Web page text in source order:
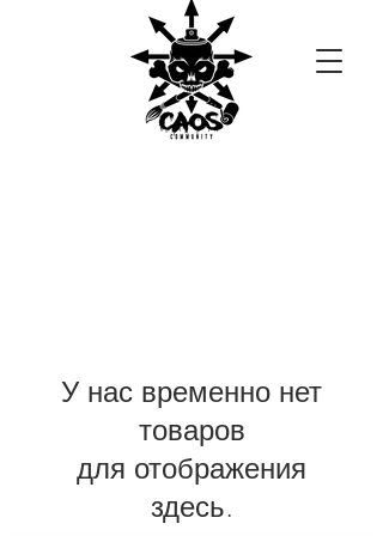
У нас временно нет
товаров
для отображения
здесь.